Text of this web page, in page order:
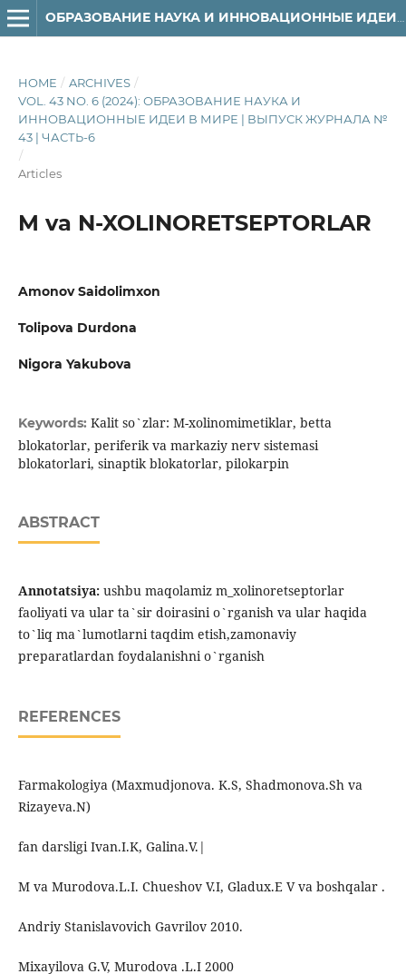
HOME / ARCHIVES /
VOL. 43 NO. 6 (2024): ОБРАЗОВАНИЕ НАУКА И
ИННОВАЦИОННЫЕ ИДЕИ В МИРЕ | ВЫПУСК ЖУРНАЛА №
43 | ЧАСТЬ-6
/
Articles
M va N-XOLINORETSEPTORLAR
Amonov Saidolimxon
Tolipova Durdona
Nigora Yakubova
Keywords: Kalit so`zlar: M-xolinomimetiklar, betta
blokatorlar, periferik va markaziy nerv sistemasi
blokatorlari, sinaptik blokatorlar, pilokarpin
ABSTRACT
Annotatsiya:ushbu maqolamiz m_xolinoretseptorlar
faoliyati va ular ta`sir doirasini o`rganish va ular haqida
to`liq ma`lumotlarni taqdim etish,zamonaviy
preparatlardan foydalanishni o`rganish
REFERENCES
Farmakologiya (Maxmudjonova. K.S, Shadmonova.Sh va
Rizayeva.N)
fan darsligi Ivan.I.K, Galina.V.|
M va Murodova.L.I. Chueshov V.I, Gladux.E V va boshqalar .
Andriy Stanislavovich Gavrilov 2010.
Mixayilova G.V, Murodova .L.I 2000